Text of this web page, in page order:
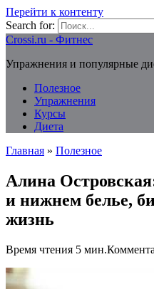
Перейти к контенту
Search for:
Crossi.ru - Фитнес
Упражнения и популярные
Полезное
Упражнения
Курсы
Диета
Главная » Полезное
Алина
и нижнем белье,
жизнь
Время чтения 5 мин.